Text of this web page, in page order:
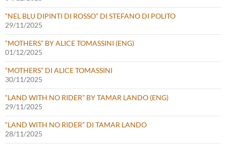
“NEL BLU DIPINTI DI ROSSO” DI STEFANO DI POLITO
29/11/2025
“MOTHERS” BY ALICE TOMASSINI (ENG)
01/12/2025
“MOTHERS” DI ALICE TOMASSINI
30/11/2025
“LAND WITH NO RIDER” BY TAMAR LANDO (ENG)
29/11/2025
“LAND WITH NO RIDER” DI TAMAR LANDO
28/11/2025